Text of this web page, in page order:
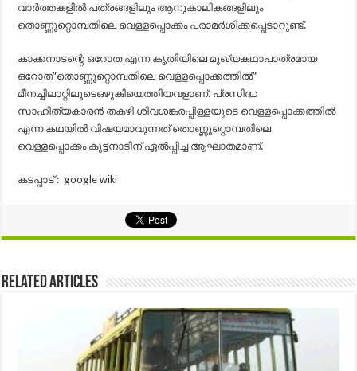
വാർത്തകളിൽ പത്രങ്ങളിലും ആനുകാലികങ്ങളിലും
തൊണ്ണൂറ്റൊമ്പതിലെ വെള്ളപ്പൊക്കം പരാമർശിക്കപ്പെടാറുണ്ട്.
കാക്കനാടന്റെ ഒറോത എന്ന കൃതിയിലെ മുഖ്യകഥാപാത്രമായ
ഒറോത”തൊണ്ണൂറ്റൊമ്പതിലെ വെള്ളപ്പൊക്കത്തിൽ”
മീനച്ചിലാറ്റിലൂടെഒഴുകിയെത്തിയവളാണ്. പ്രസിദ്ധ
സാഹിത്യകാരൻ തകഴി ശിവശങ്കരപ്പിള്ളയുടെ വെള്ളപ്പൊക്കത്തിൽ
എന്ന കഥയിൽ വിഷയമാവുന്നത് തൊണ്ണൂറ്റൊമ്പതിലെ
വെള്ളപ്പൊക്കം കുട്ടനാടിന് ഏൽപ്പിച്ച ആഘാതമാണ്.
കടപ്പാട് : google wiki
Related Articles